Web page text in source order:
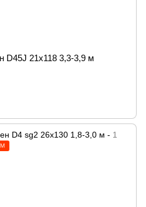
D45J 21x118 3,3-3,9 м
М